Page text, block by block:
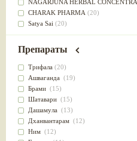
Жаропонижающее(29)
для памяти(28)
для почек(28)
Слабительное (28)
Афродизиак(27)
Напитки(27)
Для йоги (27)
Для потенции(26)
Для душа(25)
для концентрации внимания
при нарушении эрекции
NAGARJUNA HERBAL
CHARAK PHARMA (20)
Satya Sai (20)
Vyas(20)
Kerala Ayurveda
(19)
Organic India pvt ltd
Lalita(16)
Ashtang Herbals
Alarsin(14)
Vasu Health care
Baraka(13)
Dabur India Ltd
Препараты
Трифала (20)
Ашваганда (19)
Брами (15)
Шатавари (15)
Дашамула (13)
Дханвантарам (12)
Ним (12)